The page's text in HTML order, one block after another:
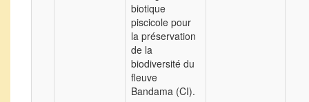
biotique
piscicole pour
la préservation
de la
biodiversité du
fleuve
Bandama (CI).